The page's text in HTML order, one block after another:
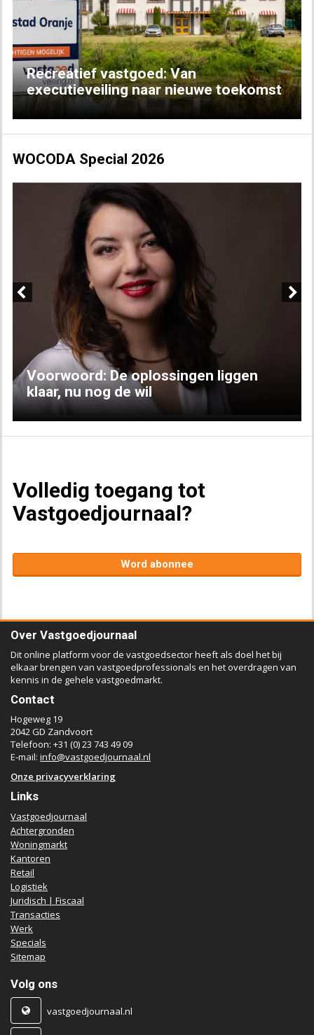
Recreatief vastgoed: Van
executieveiling naar nieuwe toekomst
Next
WOCODA Special 2026
Voorwoord: De oplossingen liggen
klaar, nu nog de wil
Volledig toegang tot
Vastgoedjournaal?
Word abonnee
Over Vastgoedjournaal
Dit online platform voor de vastgoedsector heeft als doel het bij
elkaar brengen van vastgoedprofessionals en het overdragen van
kennis in de gehele vastgoedmarkt.
Contact
Hogeweg 19
2042 GD Zandvoort
Telefoon: +31 (0) 23 743 49 09
E-mail: info@vastgoedjournaal.nl
Onze privacyverklaring
Links
Vastgoedjournaal
Achtergronden
Woningmarkt
Kantoren
Retail
Logistiek
Juridisch | Fiscaal
Transacties
Werk
Specials
Sitemap
Volg ons
vastgoedjournaal.nl